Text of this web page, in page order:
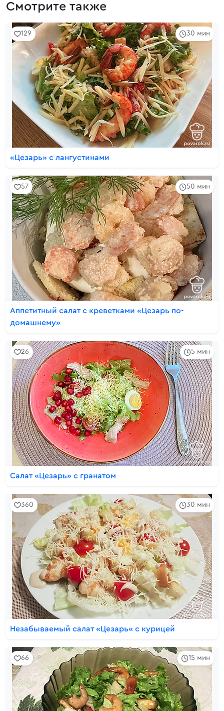
Смотрите также
30 мин
129
«Цезарь» с лангустинами
50 мин
57
Аппетитный салат с креветками «Цезарь по-
домашнему»
5 мин
26
Салат «Цезарь» с гранатом
30 мин
360
Незабываемый салат «Цезарь« с курицей
15 мин
66